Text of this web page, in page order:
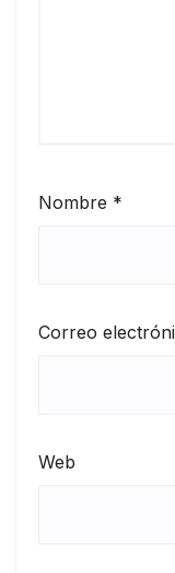
Nombre *
Correo
Web